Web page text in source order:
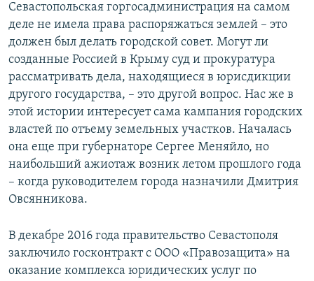
Севастопольская горгосадминистрация на самом
деле не имела права распоряжаться землей – это
должен был делать городской совет. Могут ли
созданные Россией в Крыму суд и прокуратура
рассматривать дела, находящиеся в юрисдикции
другого государства, – это другой вопрос. Нас же в
этой истории интересует сама кампания городских
властей по отъему земельных участков. Началась
она еще при губернаторе Сергее Меняйло, но
наибольший ажиотаж возник летом прошлого года
– когда руководителем города назначили Дмитрия
Овсянникова.
В декабре 2016 года правительство Севастополя
заключило госконтракт с ООО «Правозащита» на
оказание комплекса юридических услуг по